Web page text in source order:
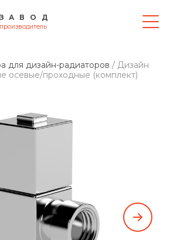
ЗАВОД
производитель
для дизайн-радиаторов / Дизайн
осевые/проходные (комплект)